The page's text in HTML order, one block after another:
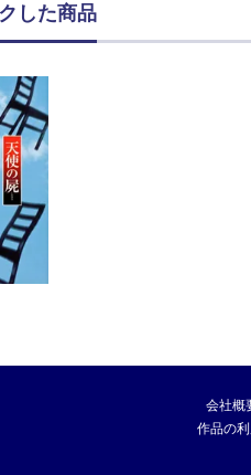
した商品
会社概
作品の